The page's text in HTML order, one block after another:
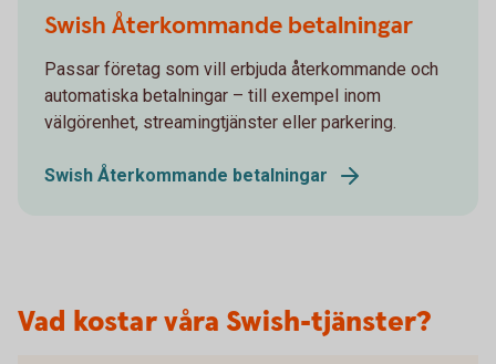
Swish Återkommande betalningar
Passar företag som vill erbjuda återkommande och
automatiska betalningar – till exempel inom
välgörenhet, streamingtjänster eller parkering.
Swish Återkommande betalningar
Vad kostar våra Swish-tjänster?